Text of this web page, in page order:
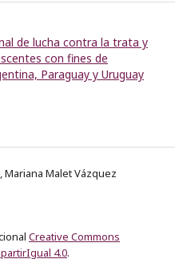
de lucha contra la trata y
con fines de
Paraguay y Uruguay
Mariana Malet Vázquez
Creative Commons
4.0.